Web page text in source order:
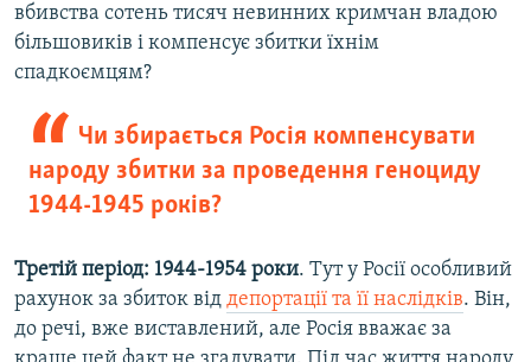
вбивства сотень тисяч невинних кримчан владою
більшовиків і компенсує збитки їхнім
спадкоємцям?
Чи збирається Росія компенсувати
народу збитки за проведення геноциду
1944-1945 років?
Третій період: 1944-1954 роки. Тут у Росії особливий
рахунок за збиток від депортації та її наслідків. Він,
до речі, вже виставлений, але Росія вважає за